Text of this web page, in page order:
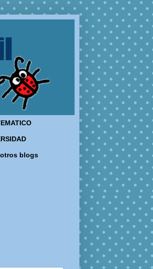
blogs